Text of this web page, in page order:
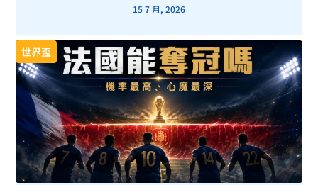
15 7 月, 2026
世界盃